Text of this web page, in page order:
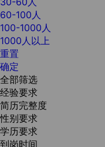
60-100人
100-1000人
1000人以上
重置
确定
全部筛选
经验要求
简历完整度
性别要求
学历要求
到岗时间